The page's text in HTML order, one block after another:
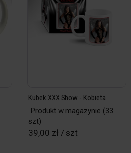
Kubek XXX Show - Kobieta
Produkt w magazynie (33
szt)
39,00 zł / szt